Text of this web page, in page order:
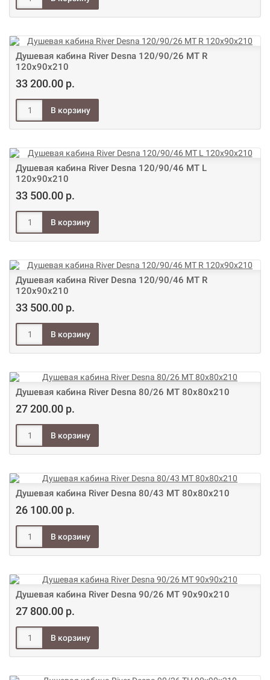
Душевая кабина River Desna 120/90/26 МТ R
120х90х210
33 200.00 р.
Душевая кабина River Desna 120/90/46 МТ L
120х90х210
33 500.00 р.
Душевая кабина River Desna 120/90/46 МТ R
120х90х210
33 500.00 р.
Душевая кабина River Desna 80/26 МТ 80х80х210
27 200.00 р.
Душевая кабина River Desna 80/43 МТ 80х80х210
26 100.00 р.
Душевая кабина River Desna 90/26 МТ 90х90х210
27 800.00 р.